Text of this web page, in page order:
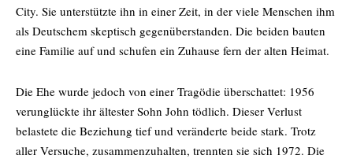
City. Sie unterstützte ihn in einer Zeit, in der viele Menschen ihm
als Deutschem skeptisch gegenüberstanden. Die beiden bauten
eine Familie auf und schufen ein Zuhause fern der alten Heimat.
Die Ehe wurde jedoch von einer Tragödie überschattet: 1956
verunglückte ihr ältester Sohn John tödlich. Dieser Verlust
belastete die Beziehung tief und veränderte beide stark. Trotz
aller Versuche, zusammenzuhalten, trennten sie sich 1972. Die